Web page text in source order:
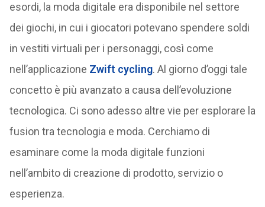
esordi, la moda digitale era disponibile nel settore
dei giochi, in cui i giocatori potevano spendere soldi
in vestiti virtuali per i personaggi, così come
nell’applicazione Zwift cycling. Al giorno d’oggi tale
concetto è più avanzato a causa dell’evoluzione
tecnologica. Ci sono adesso altre vie per esplorare la
fusion tra tecnologia e moda. Cerchiamo di
esaminare come la moda digitale funzioni
nell’ambito di creazione di prodotto, servizio o
esperienza.